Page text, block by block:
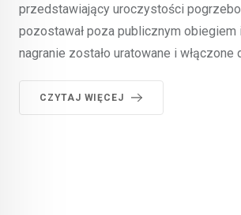
przedstawiający uroczystości
pozostawał poza publicznym
nagranie zostało uratowane i
CZYTAJ WIĘCEJ